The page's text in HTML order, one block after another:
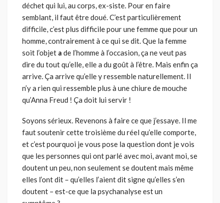
déchet qui lui, au corps, ex-siste. Pour en faire
semblant, il faut être doué. C’est particulièrement
difficile, c’est plus difficile pour une femme que pour un
homme, contrairement à ce qui se dit. Que la femme
soit l’objet a de l’homme à l’occasion, ça ne veut pas
dire du tout qu’elle, elle a du goût à l’être. Mais enfin ça
arrive. Ça arrive qu’elle y ressemble naturellement. Il
n’y a rien qui ressemble plus à une chiure de mouche
qu’Anna Freud ! Ça doit lui servir !
Soyons sérieux. Revenons à faire ce que j’essaye. Il me
faut soutenir cette troisième du réel qu’elle comporte,
et c’est pourquoi je vous pose la question dont je vois
que les personnes qui ont parlé avec moi, avant moi, se
doutent un peu, non seulement se doutent mais même
elles l’ont dit – qu’elles l’aient dit signe qu’elles s’en
doutent – est-ce que la psychanalyse est un